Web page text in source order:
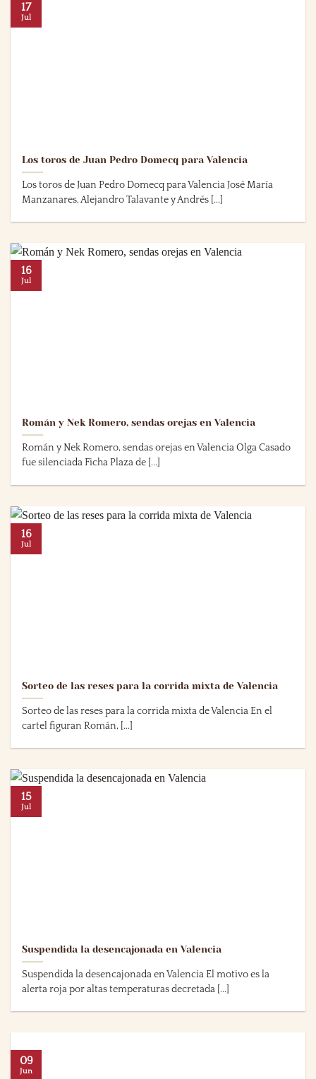
Los toros de Juan Pedro Domecq para Valencia
Los toros de Juan Pedro Domecq para Valencia José María
Manzanares, Alejandro Talavante y Andrés [...]
17
Jul
Román y Nek Romero, sendas orejas en Valencia
Román y Nek Romero, sendas orejas en Valencia Olga Casado
fue silenciada Ficha Plaza de [...]
16
Jul
Sorteo de las reses para la corrida mixta de Valencia
Sorteo de las reses para la corrida mixta de Valencia En el
cartel figuran Román, [...]
16
Jul
Suspendida la desencajonada en Valencia
Suspendida la desencajonada en Valencia El motivo es la
alerta roja por altas temperaturas decretada [...]
15
Jul
09
Jun